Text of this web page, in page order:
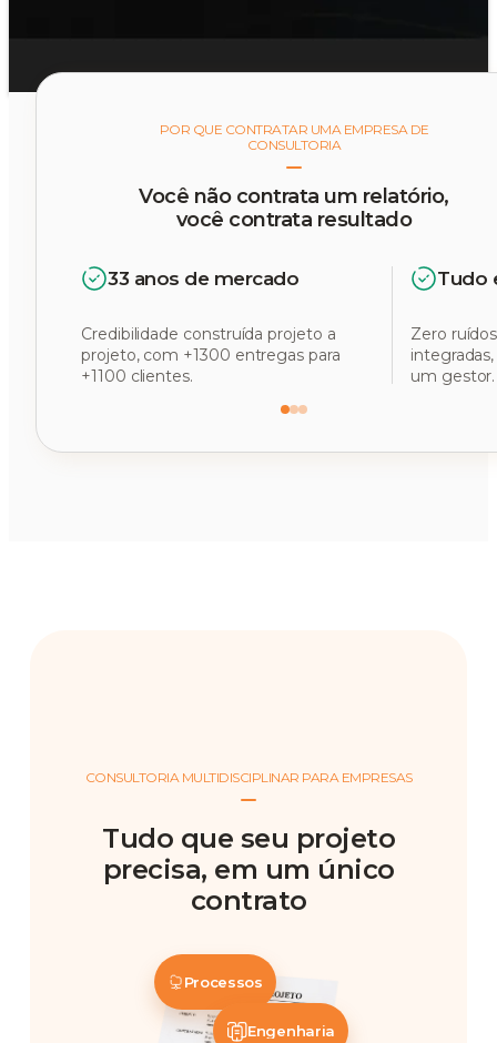
POR QUE CONTRATAR UMA EMPRESA DE
CONSULTORIA
Você não contrata um relatório,
você contrata resultado
33 anos de mercado
Credibilidade construída projeto a
projeto, com +1300 entregas para
+1100 clientes.
Tudo
Zero
um gestor.
CONSULTORIA MULTIDISCIPLINAR PARA EMPRESAS
Tudo que seu projeto
precisa, em um único
contrato
Processos
Engenharia